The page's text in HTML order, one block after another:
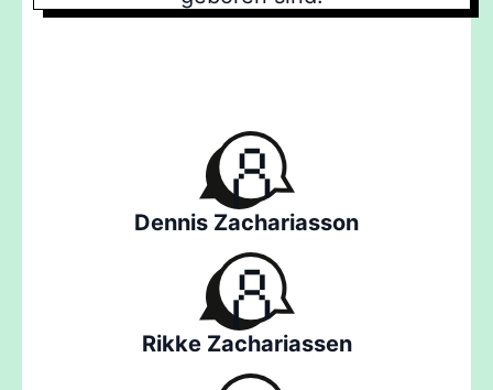
Dennis Zachariasson
Rikke Zachariassen